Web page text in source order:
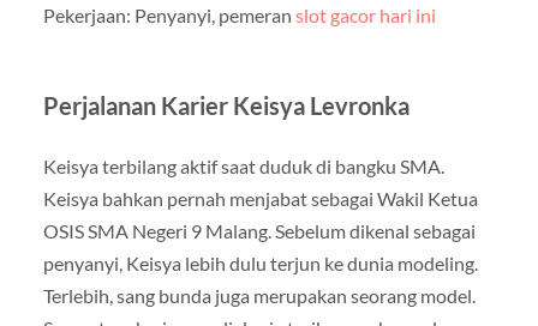
Pekerjaan: Penyanyi, pemeran slot gacor hari ini
Perjalanan Karier Keisya Levronka
Keisya terbilang aktif saat duduk di bangku SMA.
Keisya bahkan pernah menjabat sebagai Wakil Ketua
OSIS SMA Negeri 9 Malang. Sebelum dikenal sebagai
penyanyi, Keisya lebih dulu terjun ke dunia modeling.
Terlebih, sang bunda juga merupakan seorang model.